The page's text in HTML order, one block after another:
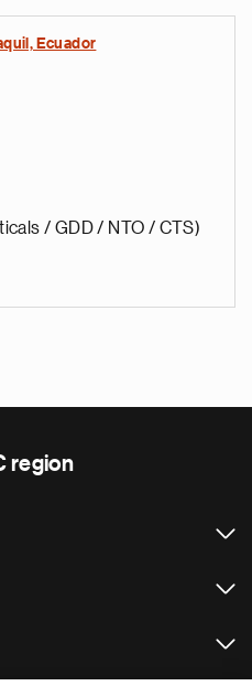
Ecuador
/ GDD / NTO / CTS)
region